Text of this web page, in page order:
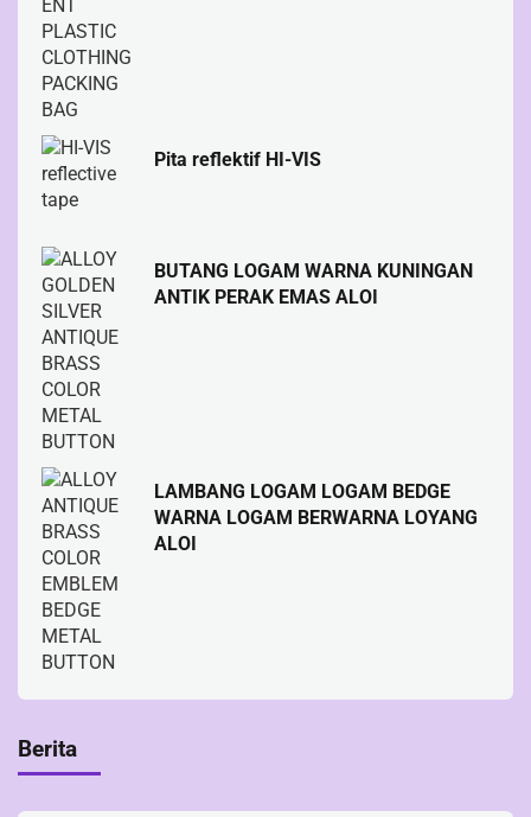
Pita reflektif HI-VIS
BUTANG LOGAM WARNA KUNINGAN
ANTIK PERAK EMAS ALOI
LAMBANG LOGAM LOGAM BEDGE
WARNA LOGAM BERWARNA LOYANG
ALOI
Berita